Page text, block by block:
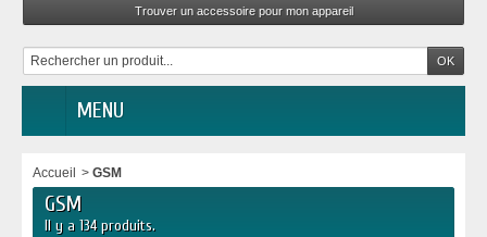
MENU
Accueil > GSM
GSM
Il y a 134 produits.